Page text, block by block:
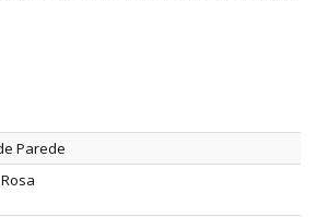
Parede